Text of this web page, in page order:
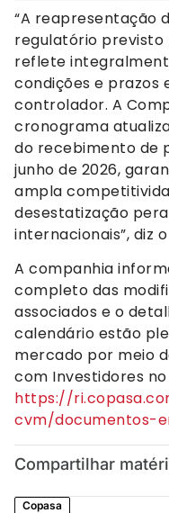
“A reapresentação
regulatório previsto
reflete
condições e prazos
controlador. A
cronograma
do recebimento de
junho de 2026,
ampla
desestatização
internacionais”, diz
A companhia
completo das
associados e o
calendário estão
mercado por meio
com Investidores
https://
cvm/documentos-
Compartilhar
Copasa